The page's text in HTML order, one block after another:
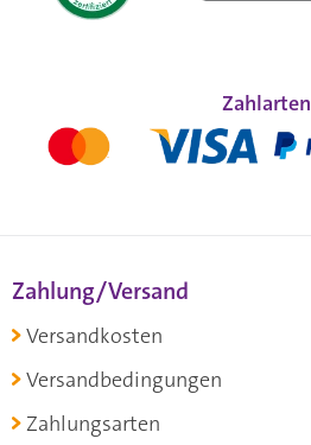
Zahlarten
Zahlung/Versand
Versandkosten
Versandbedingungen
Zahlungsarten